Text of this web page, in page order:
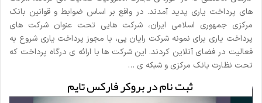
های پرداخت یاری پدید آمدند. در واقع بر اساس ضوابط و قوانین بانک
مرکزى جمهورى اسلامى ایران، شرکت هایی تحت عنوان شرکت های
پرداخت یاری برای نمونه شرکت رایان پی، با مجوز پرداخت یارى شروع به
فعالیت در فضاى آنلاین کردند. این شرکت ها با ارائه ی درگاه پرداخت که
تحت نظارت بانک مرکزی و شبکه ی …